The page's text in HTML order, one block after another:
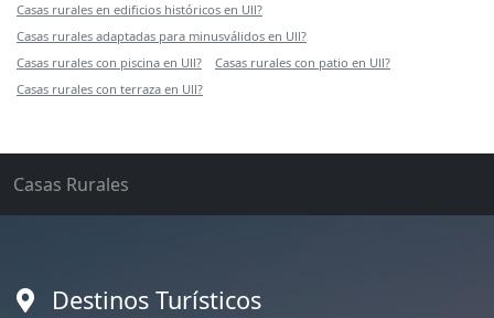
Casas rurales en edificios históricos en Ull?
Casas rurales adaptadas para minusválidos en Ull?
Casas rurales con piscina en Ull?
Casas rurales con patio en Ull?
Casas rurales con terraza en Ull?
Casas Rurales
Destinos Turísticos